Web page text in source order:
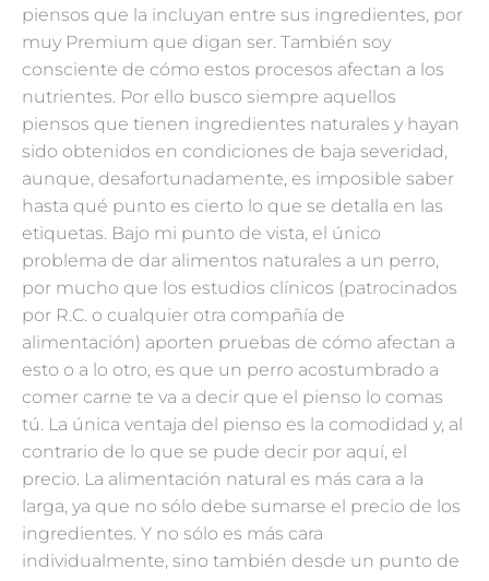
piensos que la incluyan entre sus ingredientes, por
muy Premium que digan ser. También soy
consciente de cómo estos procesos afectan a los
nutrientes. Por ello busco siempre aquellos
piensos que tienen ingredientes naturales y hayan
sido obtenidos en condiciones de baja severidad,
aunque, desafortunadamente, es imposible saber
hasta qué punto es cierto lo que se detalla en las
etiquetas. Bajo mi punto de vista, el único
problema de dar alimentos naturales a un perro,
por mucho que los estudios clínicos (patrocinados
por R.C. o cualquier otra compañía de
alimentación) aporten pruebas de cómo afectan a
esto o a lo otro, es que un perro acostumbrado a
comer carne te va a decir que el pienso lo comas
tú. La única ventaja del pienso es la comodidad y, al
contrario de lo que se pude decir por aquí, el
precio. La alimentación natural es más cara a la
larga, ya que no sólo debe sumarse el precio de los
ingredientes. Y no sólo es más cara
individualmente, sino también desde un punto de